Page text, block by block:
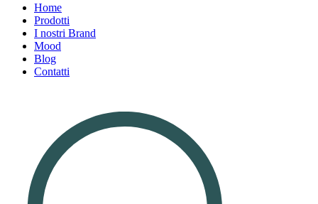
Home
Prodotti
I nostri Brand
Mood
Blog
Contatti